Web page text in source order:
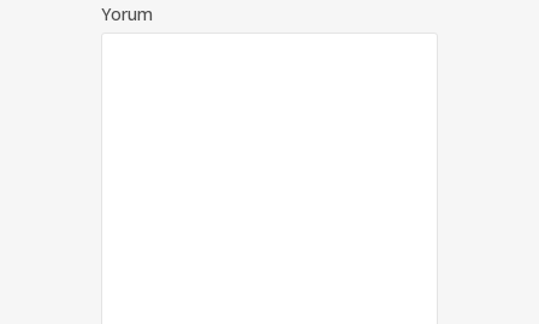
Yorum